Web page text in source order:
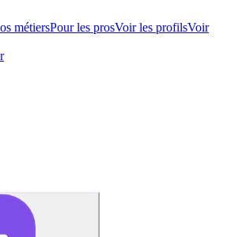
métiersPour les prosVoir les profilsVoir